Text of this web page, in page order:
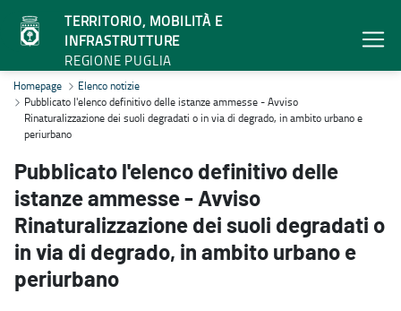
TERRITORIO, MOBILITÀ E
INFRASTRUTTURE
REGIONE PUGLIA
Pubblicato l'elenco definitivo delle istanze ammesse - Avviso
Homepage
Elenco notizie
Pubblicato l'elenco definitivo delle istanze ammesse - Avviso
Rinaturalizzazione dei suoli degradati o in via di degrado, in ambito urbano e
periurbano
Pubblicato l'elenco definitivo delle
istanze ammesse - Avviso
Rinaturalizzazione dei suoli degradati o
in via di degrado, in ambito urbano e
periurbano